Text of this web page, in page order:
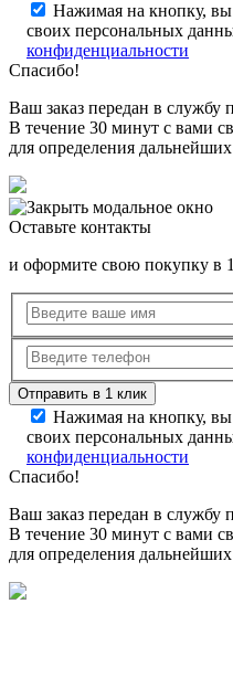
Нажимая на кнопку, вы
своих персональных
конфиденциальности
Спасибо!
Ваш заказ передан в службу
В течение 30 минут с вами
для определения
Оставьте контакты
и оформите свою покупку в
Нажимая на кнопку, вы
своих персональных
конфиденциальности
Спасибо!
Ваш заказ передан в службу
В течение 30 минут с вами
для определения